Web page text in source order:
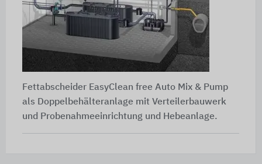
Fettabscheider EasyClean free Auto Mix & Pump
als Doppelbehälteranlage mit Verteilerbauwerk
und Probenahmeeinrichtung und Hebeanlage.